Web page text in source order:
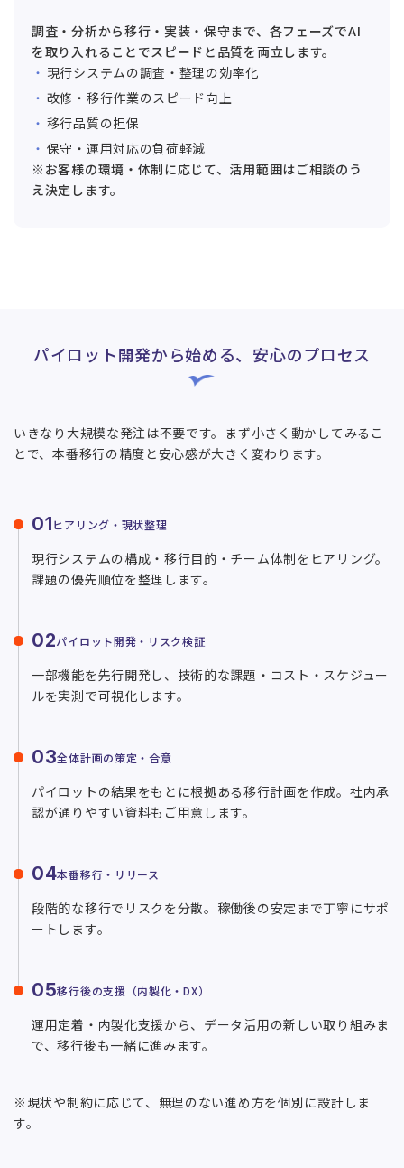
調査・分析から移行・実装・保守まで、各フェーズでAI
を取り入れることでスピードと品質を両立します。
現行システムの調査・整理の効率化
改修・移行作業のスピード向上
移行品質の担保
保守・運用対応の負荷軽減
※お客様の環境・体制に応じて、活用範囲はご相談のう
え決定します。
パイロット開発から始める、安心のプロセス
いきなり大規模な発注は不要です。まず小さく動かしてみるこ
とで、本番移行の精度と安心感が大きく変わります。
01ヒアリング・現状整理
現行システムの構成・移行目的・チーム体制をヒアリング。
課題の優先順位を整理します。
02パイロット開発・リスク検証
一部機能を先行開発し、技術的な課題・コスト・スケジュー
ルを実測で可視化します。
03全体計画の策定・合意
パイロットの結果をもとに根拠ある移行計画を作成。社内承
認が通りやすい資料もご用意します。
04本番移行・リリース
段階的な移行でリスクを分散。稼働後の安定まで丁寧にサポ
ートします。
05移行後の支援（内製化・DX）
運用定着・内製化支援から、データ活用の新しい取り組みま
で、移行後も一緒に進みます。
※現状や制約に応じて、無理のない進め方を個別に設計しま
す。